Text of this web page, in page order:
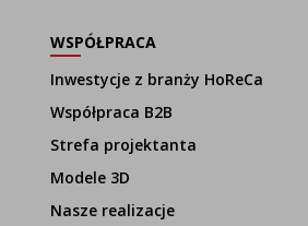
WSPÓŁPRACA
Inwestycje z branży HoReCa
Współpraca B2B
Strefa projektanta
Modele 3D
Nasze realizacje